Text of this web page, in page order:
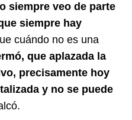
siempre veo de parte
siempre hay
cuándo no es una
que aplazada la
precisamente hoy
y no se puede